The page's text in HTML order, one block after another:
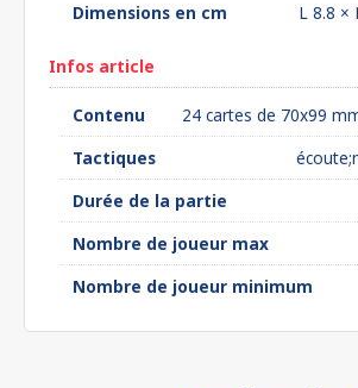
Dimensions en cm
L 8.8 ×
Infos article
Contenu
24 cartes de 70x99
Tactiques
Durée de la partie
Nombre de joueur max
Nombre de joueur minimum